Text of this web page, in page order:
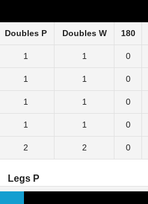
Doubles P Doubles W 180
1 1 0
1 1 0
1 1 0
1 1 0
2 2 0
Legs P